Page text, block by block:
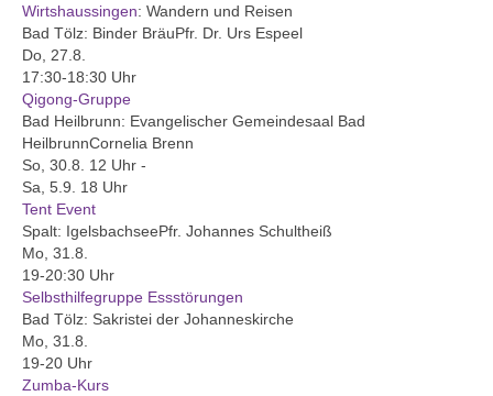
Projektchor für Frauen
Joyce
Posaunenchor
Jugend
Bilder Jugendarbeit
Unsere Kinderfreizeit
Abenteuer-Übernachtung
Wirtshaussingen: Wandern und Reisen
Bad Tölz: Binder BräuPfr. Dr. Urs Espeel
Do, 27.8.
17:30-18:30 Uhr
Qigong-Gruppe
Bad Heilbrunn: Evangelischer Gemeindesaal Bad
HeilbrunnCornelia Brenn
So, 30.8. 12 Uhr -
Sa, 5.9. 18 Uhr
Tent Event
Spalt: IgelsbachseePfr. Johannes Schultheiß
Mo, 31.8.
19-20:30 Uhr
Selbsthilfegruppe Essstörungen
Bad Tölz: Sakristei der Johanneskirche
Mo, 31.8.
19-20 Uhr
Zumba-Kurs